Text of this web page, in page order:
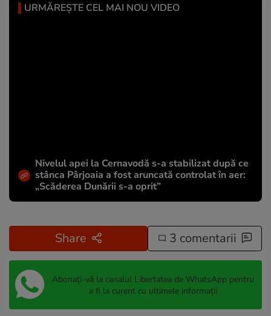
URMĂREȘTE CEL MAI NOU VIDEO
Nivelul apei la Cernavodă s-a stabilizat după ce
stânca Pârjoaia a fost aruncată controlat în aer:
„Scăderea Dunării s-a oprit”
Share 3 comentarii
Abonați-vă la canalul Libertatea de WhatsApp pentru
a fi la curent cu ultimele informații